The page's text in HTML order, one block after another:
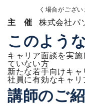
く場合がござい
主 催 株式会社パ
このよう
キャリア面談を実
ていない方
新たな若手向けキ
社員に有効なキャ
講師のご